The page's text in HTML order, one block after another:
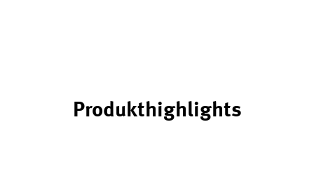
Produkthighlights